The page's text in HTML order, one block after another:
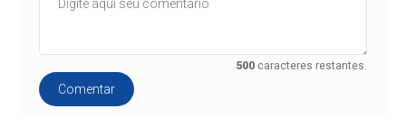
500 caracteres restantes.
Comentar